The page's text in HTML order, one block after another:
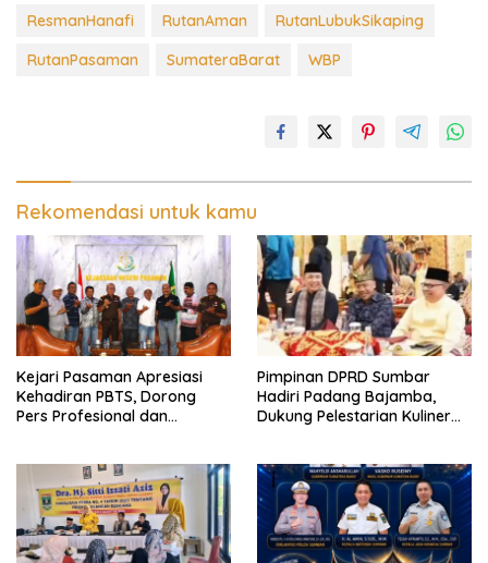
ResmanHanafi
RutanAman
RutanLubukSikaping
RutanPasaman
SumateraBarat WBP
Rekomendasi untuk kamu
Kejari Pasaman Apresiasi
Kehadiran PBTS, Dorong
Pers Profesional dan
Pimpinan DPRD Sumbar
Hadiri Padang Bajamba,
Dukung Pelestarian Kuliner